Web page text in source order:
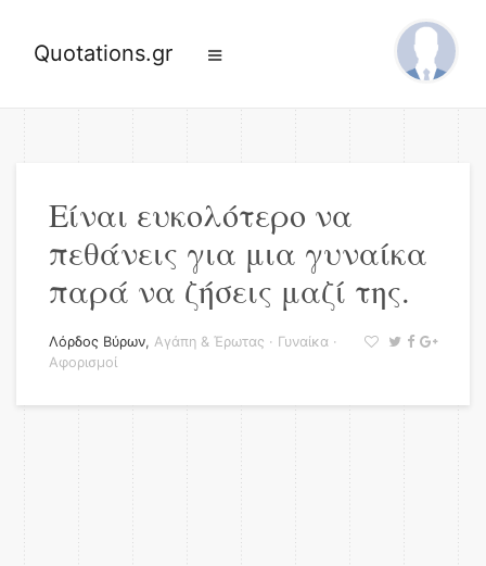
Quotations.gr
Είναι ευκολότερο να
πεθάνεις για μια γυναίκα
παρά να ζήσεις μαζί της.
Λόρδος Βύρων, Αγάπη & Έρωτας · Γυναίκα ·
Αφορισμοί